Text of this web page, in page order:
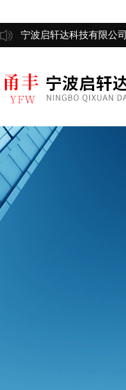
宁波启轩达科技有限公司